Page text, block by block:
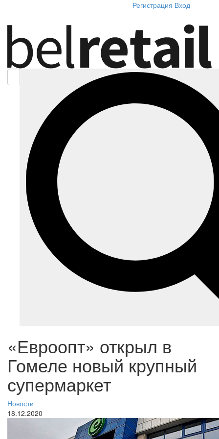
Регистрация Вход
«Евроопт» открыл в
Гомеле новый крупный
супермаркет
Новости
18.12.2020